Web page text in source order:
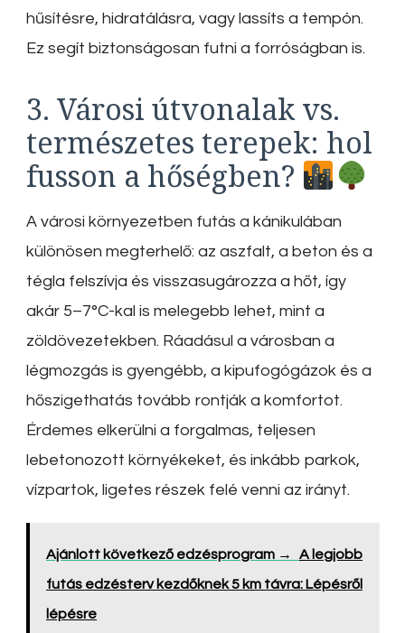
hűsítésre, hidratálásra, vagy lassíts a tempón.
Ez segít biztonságosan futni a forróságban is.
3. Városi útvonalak vs.
természetes terepek: hol
fusson a hőségben?
A városi környezetben futás a kánikulában
különösen megterhelő: az aszfalt, a beton és a
tégla felszívja és visszasugározza a hőt, így
akár 5–7°C-kal is melegebb lehet, mint a
zöldövezetekben. Ráadásul a városban a
légmozgás is gyengébb, a kipufogógázok és a
hőszigethatás tovább rontják a komfortot.
Érdemes elkerülni a forgalmas, teljesen
lebetonozott környékeket, és inkább parkok,
vízpartok, ligetes részek felé venni az irányt.
Ajánlott következő edzésprogram → A legjobb
futás edzésterv kezdőknek 5 km távra: Lépésről
lépésre